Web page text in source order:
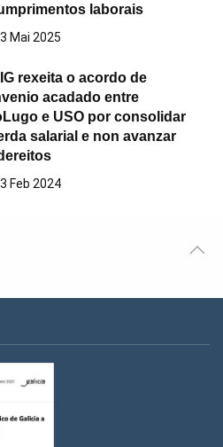
laborais
Mai 2025
rexeita o acordo de
acadado entre
e USO por consolidar
salarial e non avanzar
Feb 2024